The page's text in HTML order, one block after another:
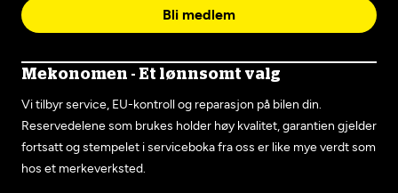
Bli medlem
Mekonomen - Et lønnsomt valg
Vi tilbyr service, EU-kontroll og reparasjon på bilen din.
Reservedelene som brukes holder høy kvalitet, garantien gjelder
fortsatt og stempelet i serviceboka fra oss er like mye verdt som
hos et merkeverksted.